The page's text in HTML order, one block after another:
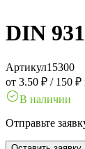
DIN
Артикул15300
от 3.50 ₽ / 150 ₽
В наличии
Отправьте